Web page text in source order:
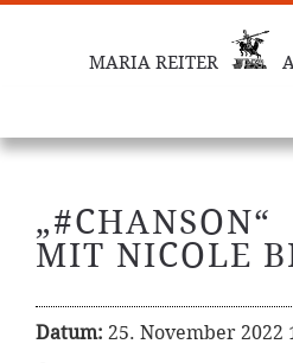
MARIA REITER
„#CHANSON“
MIT NICOLE
Datum: 25. November 2022